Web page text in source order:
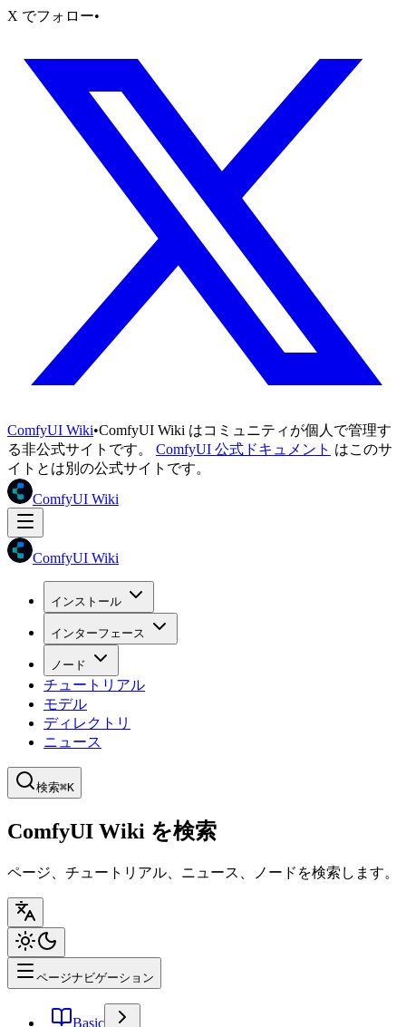
X でフォロー•
ComfyUI Wiki•ComfyUI Wiki はコミュニティが個人で管理す
る非公式サイトです。
ComfyUI 公式ドキュメント はこのサ
イトとは別の公式サイトです。
ComfyUI Wiki
ComfyUI Wiki
インストール
インターフェース
ノード
チュートリアル
モデル
ディレクトリ
ニュース
検索⌘K
ComfyUI Wiki を検索
ページ、チュートリアル、ニュース、ノードを検索します。
ページナビゲーション
Basic